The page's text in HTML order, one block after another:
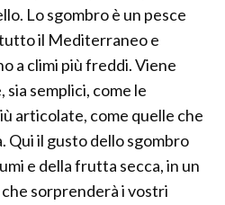
Lo sgombro è un pesce
il Mediterraneo e
a climi più freddi. Viene
semplici, come le
articolate, come quelle che
Qui il gusto dello sgombro
e della frutta secca, in un
sorprenderà i vostri